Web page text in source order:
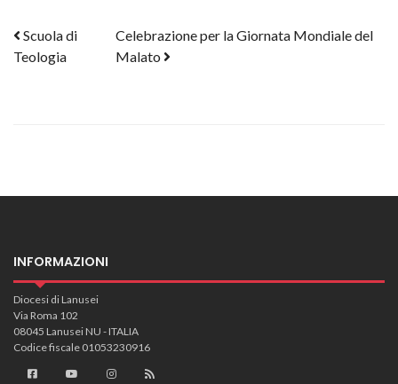
Post navigation
Scuola di
Teologia
Celebrazione per la Giornata Mondiale del
Malato
INFORMAZIONI
Diocesi di Lanusei
Via Roma 102
08045 Lanusei NU - ITALIA
Codice fiscale 01053230916